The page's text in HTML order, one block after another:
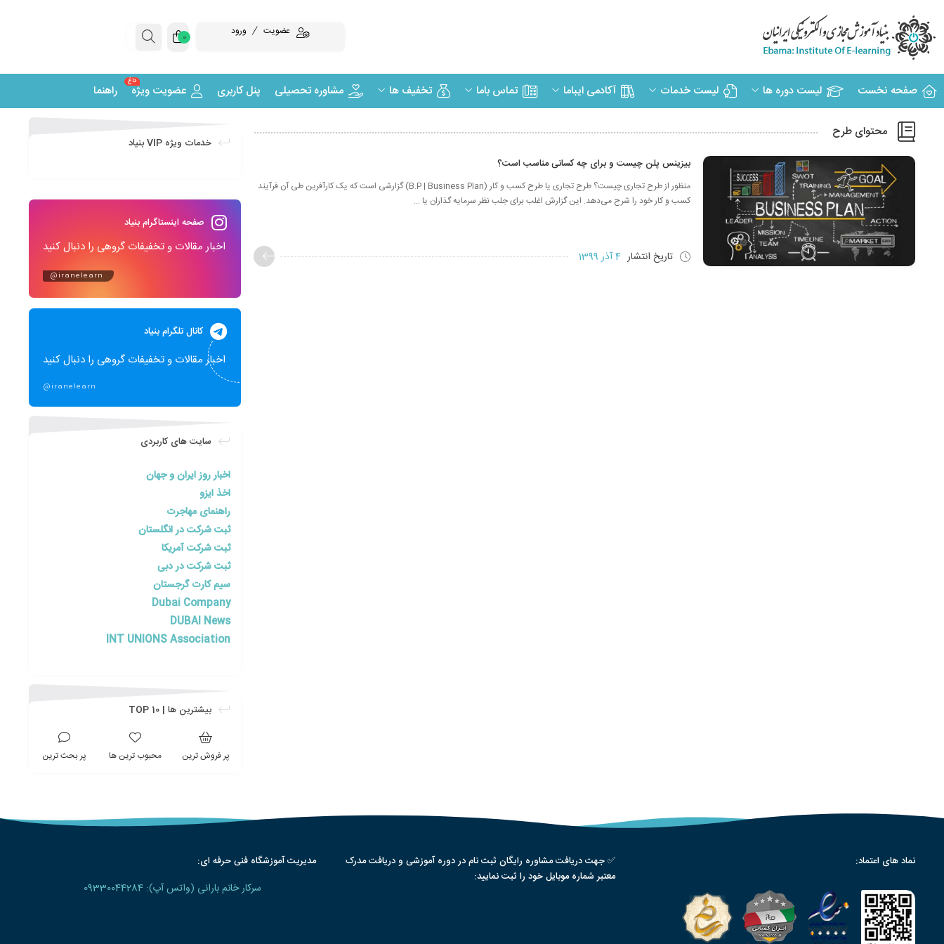
عضویت ورود 0
صفحه نخست لیست دوره ها لیست خدمات آکادمی ایباما تماس باما تخفیف ها مشاوره تحصیلی پنل کاربری عضویت ویژه
داغ
راهنما
محتوای طرح
بیزینس پلن چیست و برای چه کسانی مناسب است؟
منظور از طرح تجاری چیست؟ طرح تجاری یا طرح کسب و کار (B.P | Business Plan) گزارشی است که یک کارآفرین طی آن فرآیند
کسب و کار خود را شرح می‌دهد. این گزارش اغلب برای جلب نظر سرمایه‌ گذاران یا ...
تاریخ انتشار 4 آذر 1399
خدمات ویژه VIP بنیاد
صفحه اینستاگرام بنیاد
اخبار مقالات و تخفیفات گروهی را دنبال کنید
@iranelearn
کانال تلگرام بنیاد
اخبار مقالات و تخفیفات گروهی را دنبال کنید
@iranelearn
سایت های کاربردی
اخبار روز ایران و جهان
اخذ ایزو
راهنمای مهاجرت
ثبت شرکت در انگلستان
ثبت شرکت آمریکا
ثبت شرکت در دبی
سیم کارت گرجستان
Dubai Company
DUBAI News
INT UNIONS Association
بیشترین ها | TOP 10
پر فروش ترین محبوب ترین ها پر بحث ترین
نماد های اعتماد:
✅ جهت دریافت مشاوره رایگان ثبت نام در دوره آموزشی و دریافت مدرک
معتبر شماره موبایل خود را ثبت نمایید:
مدیریت آموزشگاه فنی حرفه ای:
سرکار خانم بارانی (واتس آپ): 09330044284